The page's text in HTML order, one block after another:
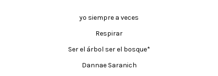
yo siempre a veces
Respirar
Ser el árbol ser el bosque*
Dannae Saranich